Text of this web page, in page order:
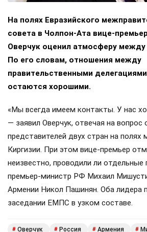
На полях Евразийского
совета в Чолпон-Ата вице-
Оверчук оценил атмосферу
По его словам, отношения между
правительственными
остаются хорошими.
«Мы всегда имеем контакты. У нас
— заявил Оверчук, отвечая на вопрос
представителей двух стран на полях
Киргизии. При этом вице-премьер
неизвестно, проводили ли отдельные
премьер-министр РФ Михаил
Армении Никол Пашинян. Оба лидера
заседании ЕМПС в узком составе.
# Оверчук # Россия # Армения #